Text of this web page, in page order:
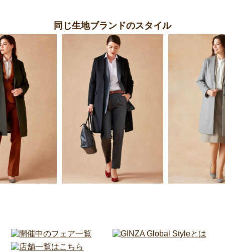
同じ生地ブランドのスタイル